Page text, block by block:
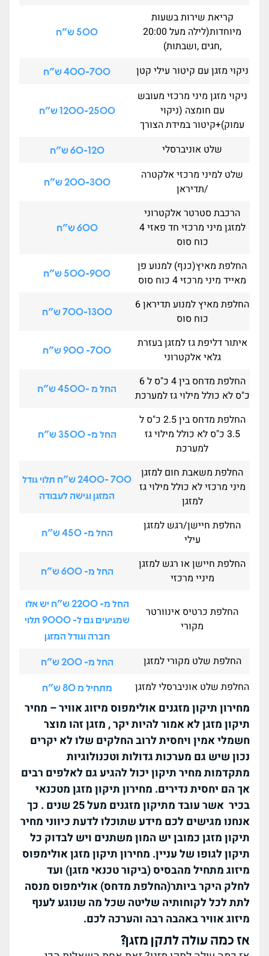
קריאת שירות בשעות
מיוחדות(לילה מעל 20:00
,חגים ,ושבתות)
500 ש"ח
ניקוי מזגן עם קיטור עילי קטן 400-700 ש"ח
ניקוי מזגן מיני מרכזי מעובש
עם חומצה (ניקוי
עמוק)+קיטור במידת הצורך
1200-2500 ש"ח
שלט אוניברסלי 60-120 ש"ח
שלט למיני מרכזי אלקטרה
/תדיראן
200-300 ש"ח
הרכבת סטרטר אלקטרוני
למזגן מיני מרכזי חד פאזי 4
כוח סוס
600 ש"ח
החלפת מאיץ(כנף) למנוע פן
מאייד מיני מרכזי 4 כוח סוס
500-900 ש"ח
החלפת מאיץ למנוע תדיראן 6
כוח סוס
700-1300 ש"ח
איתור דליפת גז למזגן בעזרת
גלאי אלקטרוני
700- 900 ש"ח
החלפת מדחס בין 4 כ"ס ל 6
כ"ס לא כולל מילוי גז למערכת
החל מ -4500 ש"ח
החלפת מדחס בין 2.5 כ"ס ל
3.5 כ"ס לא כולל מילוי גז
למערכת
החל מ- 3500 ש"ח
החלפת משאבת חום למזגן
מיני מרכזי לא כולל מילוי גז
למזגן
700 -2400 ש"ח תלוי גודל
המזגן וגישה לעבודה
החלפת חיישן/רגש למזגן
עילי
החל מ- 450 ש"ח
החלפת חיישן או רגש למזגן
מיניי מרכזי
החל מ- 600 ש"ח
החלפת כרטיס אינוורטר
מקורי
החל מ- 2200 ש"ח יש אלו
שמגיעים גם ל- 9000 תלוי
חברה וגודל המזגן
החלפת שלט מקורי למזגן החל מ- 200 ש"ח
החלפת שלט אוניברסלי למזגן מתחיל מ 80 ש"ח
מחירון תיקון מזגנים אולימפוס מיזוג אוויר – מחיר
תיקון מזגן לא אמור להיות יקר , מזגן זהו מוצר
חשמלי אמין ויחסית לרוב החלקים שלו לא יקרים
נכון שיש גם מערכות גדולות וטכנולוגיות
מתקדמות מחיר תיקון יכול להגיע גם לאלפים רבים
אך הם יחסית נדירים. מחירון תיקון מזגן מטכנאי
בכיר אשר עובד מתיקון מזגנים מעל 25 שנים .
כך
אנחנו מגישים לכם מידע שתוכלו לדעת כיווני מחיר
תיקון מזגן כמובן יש המון משתנים ויש לבדוק כל
תיקון לגופו של עניין. מחירון תיקון מזגן אולימפוס
מיזוג מתחיל מהבסיס (ביקור טכנאי מזגן) ועד
לחלק היקר ביותר(החלפת מדחס) אולימפוס מנסה
לתת לכל לקוחותיה שליטה שכל מה שנוגע לענף
מיזוג אוויר באהבה רבה והערכה לכם.
אז כמה עולה לתקן מזגן?